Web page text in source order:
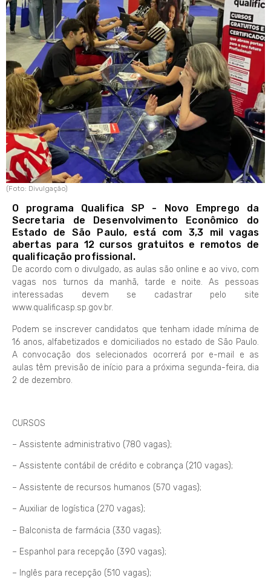
(Foto: Divulgação)
O programa Qualifica SP - Novo Emprego da
Secretaria de Desenvolvimento Econômico do
Estado de São Paulo, está com 3,3 mil vagas
abertas para 12 cursos gratuitos e remotos de
qualificação profissional.
De acordo com o divulgado, as aulas são online e ao vivo, com
vagas nos turnos da manhã, tarde e noite. As pessoas
interessadas devem se cadastrar pelo site
www.qualificasp.sp.gov.br.
Podem se inscrever candidatos que tenham idade mínima de
16 anos, alfabetizados e domiciliados no estado de São Paulo.
A convocação dos selecionados ocorrerá por e-mail e as
aulas têm previsão de início para a próxima segunda-feira, dia
2 de dezembro.
CURSOS
– Assistente administrativo (780 vagas);
– Assistente contábil de crédito e cobrança (210 vagas);
– Assistente de recursos humanos (570 vagas);
– Auxiliar de logística (270 vagas);
– Balconista de farmácia (330 vagas);
– Espanhol para recepção (390 vagas);
– Inglês para recepção (510 vagas);